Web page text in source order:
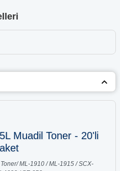
Muadil Toner - 20'li
ML-1910 / ML-1915 / SCX-